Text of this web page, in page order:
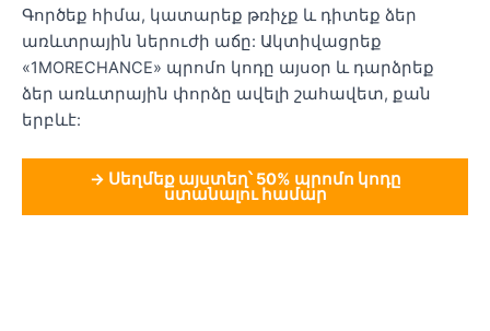
Գործեք հիմա, կատարեք թռիչք և դիտեք ձեր
առևտրային ներուժի աճը: Ակտիվացրեք
«1MORECHANCE» պրոմո կոդը այսօր և դարձրեք
ձեր առևտրային փորձը ավելի շահավետ, քան
երբևէ:
→ Սեղմեք այստեղ՝ 50% պրոմո կոդը
ստանալու համար